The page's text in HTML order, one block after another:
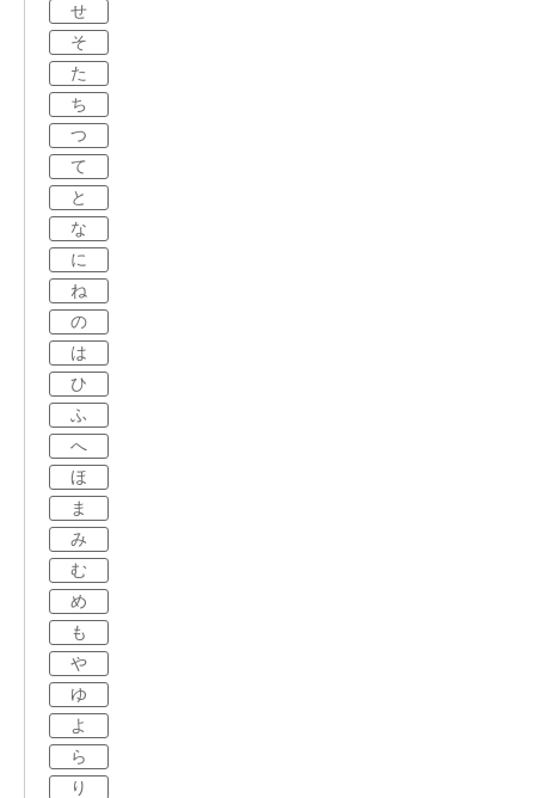
せ
そ
た
ち
つ
て
と
な
に
ね
の
は
ひ
ふ
へ
ほ
ま
み
む
め
も
や
ゆ
よ
ら
り